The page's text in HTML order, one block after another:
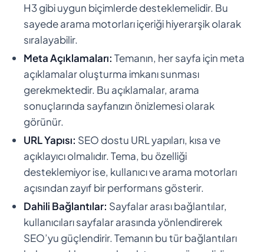
H3 gibi uygun biçimlerde desteklemelidir. Bu
sayede arama motorları içeriği hiyerarşik olarak
sıralayabilir.
Meta Açıklamaları: Temanın, her sayfa için meta
açıklamalar oluşturma imkanı sunması
gerekmektedir. Bu açıklamalar, arama
sonuçlarında sayfanızın önizlemesi olarak
görünür.
URL Yapısı: SEO dostu URL yapıları, kısa ve
açıklayıcı olmalıdır. Tema, bu özelliği
desteklemiyor ise, kullanıcı ve arama motorları
açısından zayıf bir performans gösterir.
Dahili Bağlantılar: Sayfalar arası bağlantılar,
kullanıcıları sayfalar arasında yönlendirerek
SEO’yu güçlendirir. Temanın bu tür bağlantıları